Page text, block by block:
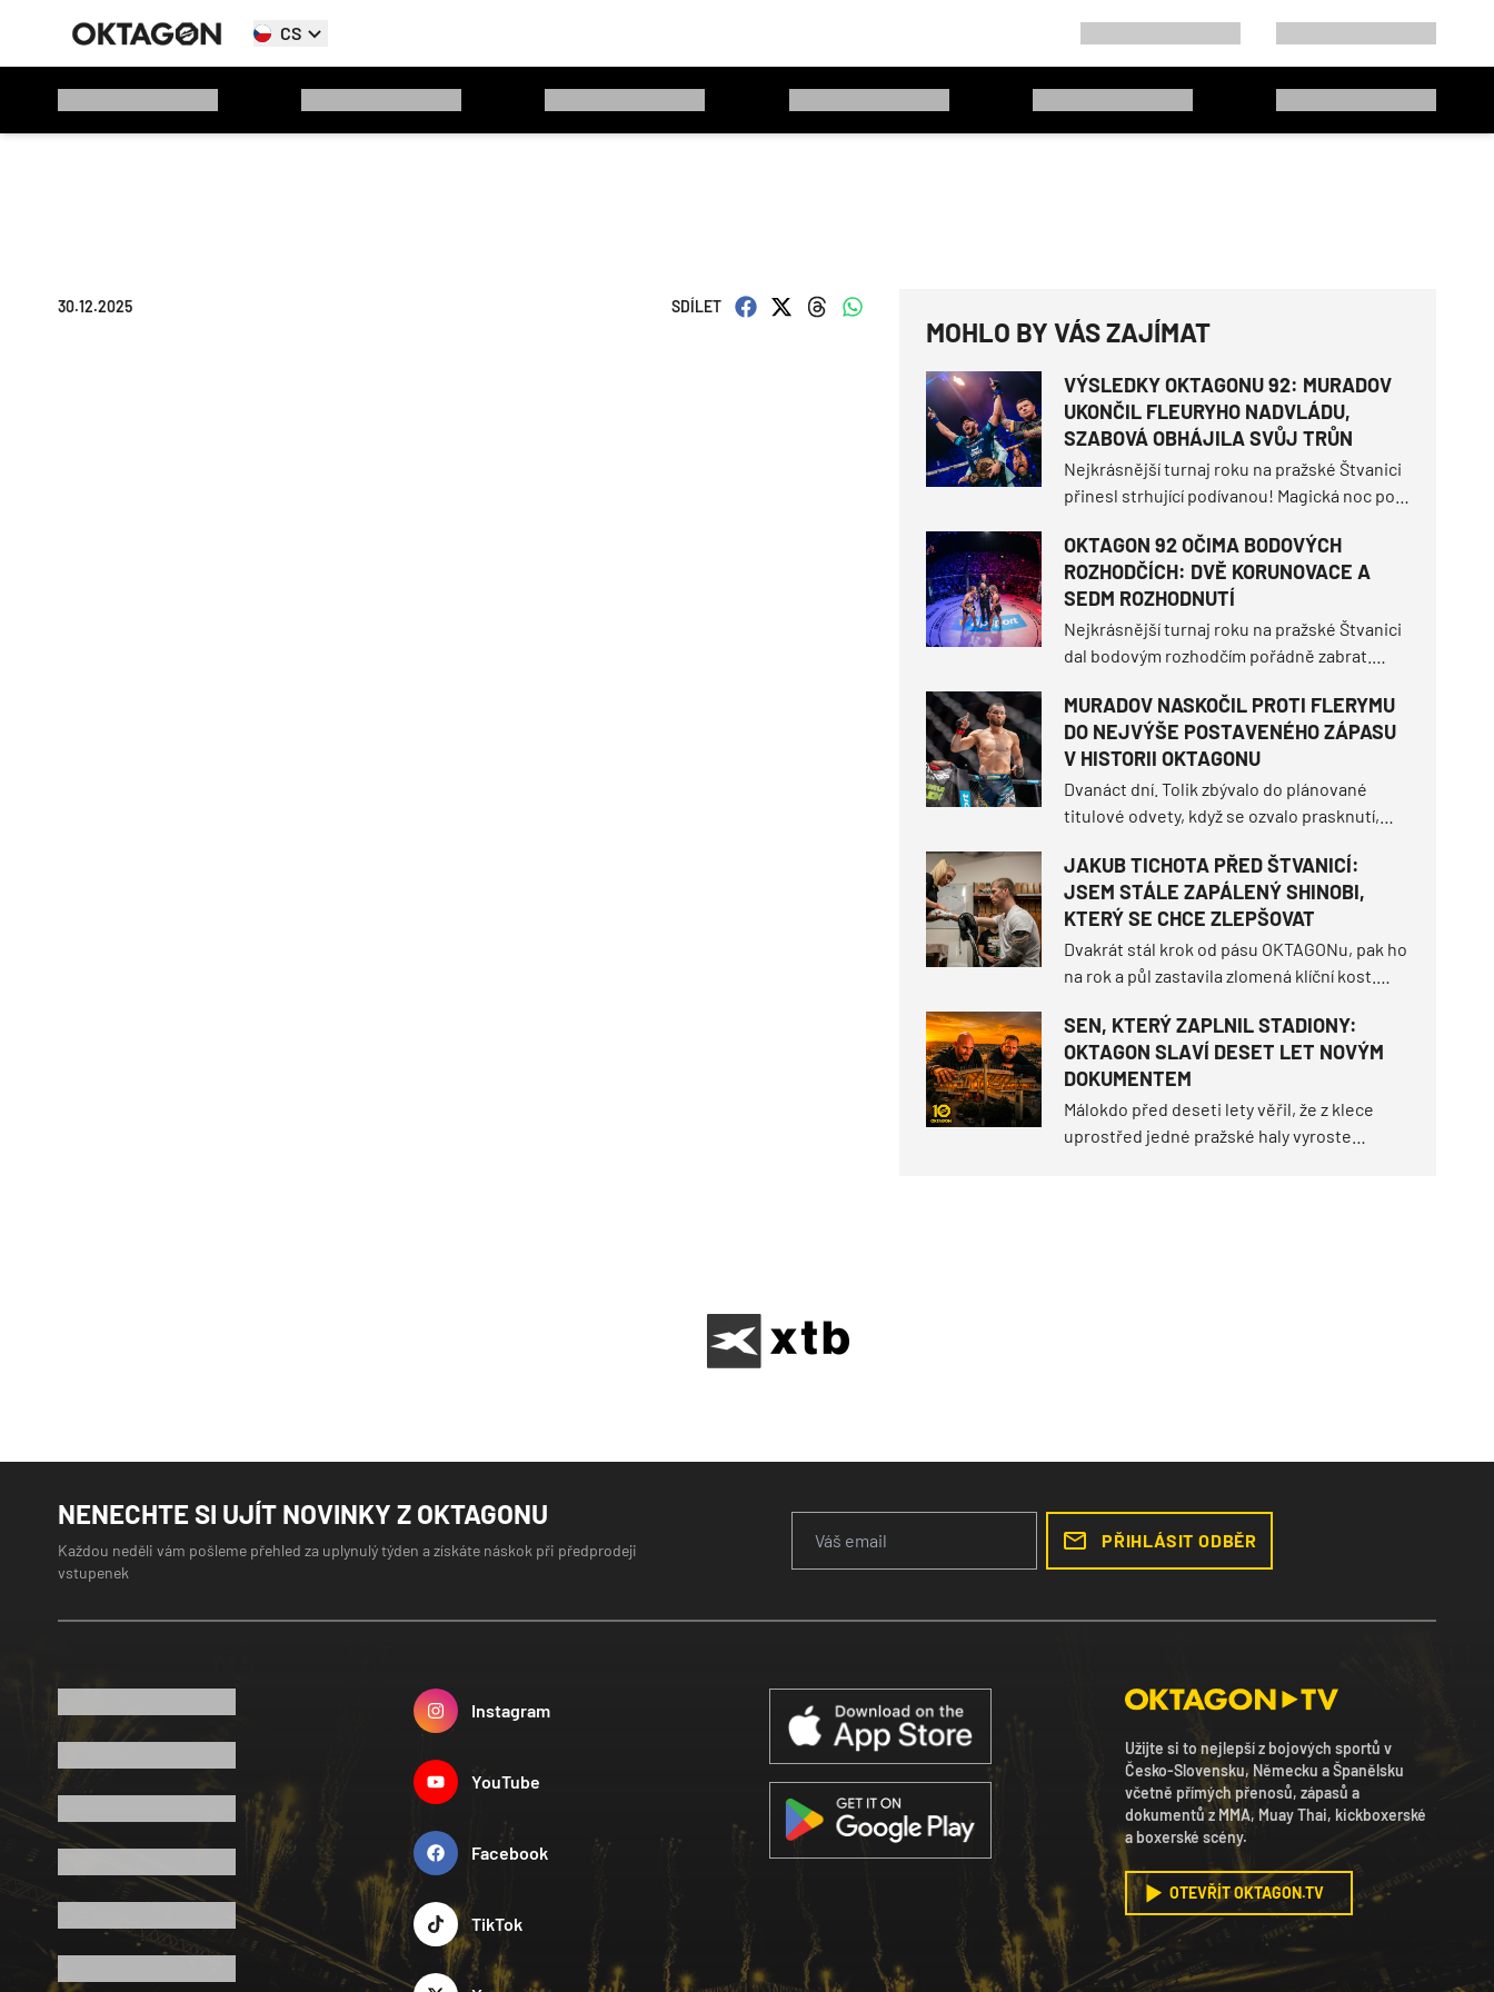
CS
30.12.2025 SDÍLET
MOHLO BY VÁS ZAJÍMAT
VÝSLEDKY OKTAGONU 92: MURADOV
UKONČIL FLEURYHO NADVLÁDU,
SZABOVÁ OBHÁJILA SVŮJ TRŮN
Nejkrásnější turnaj roku na pražské Štvanici
přinesl strhující podívanou! Magická noc pod
Makhmud Muradov tvrdě knockoutoval Willa
Fleuryho a usedl na šampionský trůn
polotěžké divize.
OKTAGON 92 OČIMA BODOVÝCH
ROZHODČÍCH: DVĚ KORUNOVACE A
SEDM ROZHODNUTÍ
Nejkrásnější turnaj roku na pražské Štvanici
dal bodovým rozhodčím pořádně zabrat.
limitem, ale hned sedm z deseti duelů
muselo nakonec rozseknout skóre na
kartách.
MURADOV NASKOČIL PROTI FLERYMU
DO NEJVÝŠE POSTAVENÉHO ZÁPASU
V HISTORII OKTAGONU
Dvanáct dní. Tolik zbývalo do plánované
titulové odvety, když se ozvalo prasknutí,
vzhůru nohama.
JAKUB TICHOTA PŘED ŠTVANICÍ:
JSEM STÁLE ZAPÁLENÝ SHINOBI,
KTERÝ SE CHCE ZLEPŠOVAT
Dvakrát stál krok od pásu OKTAGONu, pak ho
na rok a půl zastavila zlomená klíční kost.
pérové váhy, ve které vybojoval všechny své
úspěchy.
SEN, KTERÝ ZAPLNIL STADIONY:
OKTAGON SLAVÍ DESET LET NOVÝM
DOKUMENTEM
Málokdo před deseti lety věřil, že z klece
uprostřed jedné pražské haly vyroste
NENECHTE SI UJÍT NOVINKY Z OKTAGONU
Každou neděli vám pošleme přehled za uplynulý týden a získáte náskok při předprodeji
vstupenek
PŘIHLÁSIT ODBĚR
Instagram
YouTube
Facebook
TikTok
Užijte si to nejlepší z bojových sportů v
Česko-Slovensku, Německu a Španělsku
včetně přímých přenosů, zápasů a
dokumentů z MMA, Muay Thai, kickboxerské
a boxerské scény.
OTEVŘÍT OKTAGON.TV